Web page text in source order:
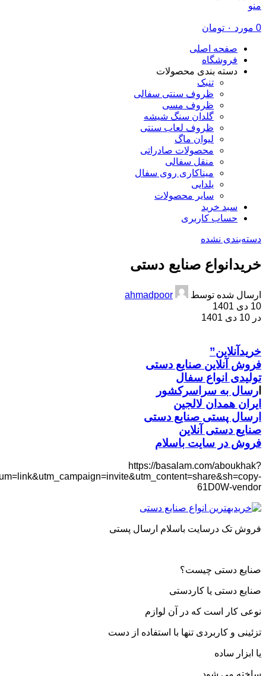
منو
0 مورد ۰ تومان
صفحه اصلی
فروشگاه
دسته بندی محصولات
تنبک
ظروف سنتی سفالی
ظروف مسی
گلدان سنگ شیشه
ظروف لعاب سنتی
لیوان ماگ
محصولات صادراتی
منقل سفالی
میناکاری روی سفال
یلدایی
سایر محصولات
سبد خرید
حساب کاربری
دسته‌بندی نشده
خریدانواع صنایع دستی
ارسال شده توسط
ahmadpoor
10 دی 1401
در 10 دی 1401
خریدآنلاین”
فروش آنلاین صنایع دستی
تولیدی انواع سفال
رسال به سراسرکشور
ایران همدان لالجین
ارسال پستی صنایع دستی
صنایع دستی آنلاین
فروش در سایت باسلام
https://basalam.com/aboukhak?
61D0W-vendor
فروش تک درسایت باسلام ارسال پستی
صنایع دستی چیست؟
صنایع دستی یا کاردستی
نوعی کار است که در آن لوازم
تزئینی و کاربردی تنها با استفاده از دست
یا ابزار ساده